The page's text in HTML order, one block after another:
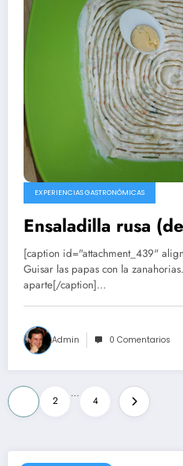
EXPERIENCIAS GASTRONÓMICAS
Ensaladilla rusa
[caption id="attachment_439"
Guisar las papas con la
aparte[/caption]…
Admin 0 Comentarios
Paginación
de
entradas
2
…
4